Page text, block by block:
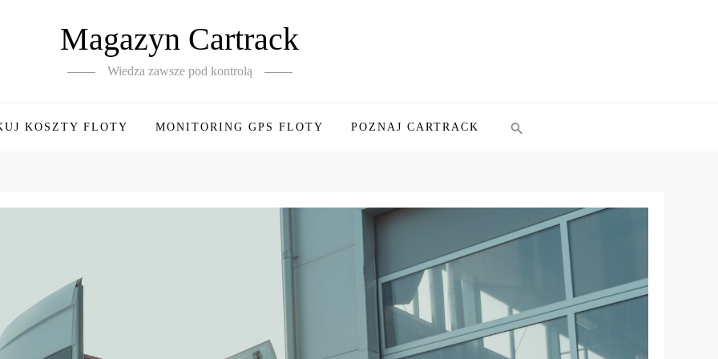
Magazyn Cartrack
Wiedza zawsze pod kontrolą
KOSZTY FLOTY MONITORING GPS FLOTY POZNAJ CARTRACK